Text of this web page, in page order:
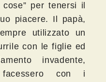
per tenersi il
piacere. Il papà,
utilizzato un
con le figlie ed
invadente,
con i